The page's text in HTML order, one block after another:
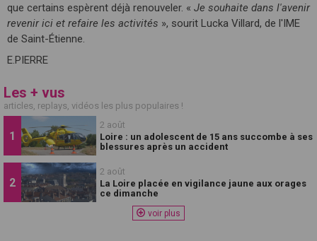
que certains espèrent déjà renouveler. « Je souhaite dans l'avenir
revenir ici et refaire les activités », sourit Lucka Villard, de l'IME
de Saint-Étienne.
E.PIERRE
Les + vus
articles, replays, vidéos les plus populaires !
2 août
Loire : un adolescent de 15 ans succombe à ses
blessures après un accident
2 août
La Loire placée en vigilance jaune aux orages
ce dimanche
voir plus